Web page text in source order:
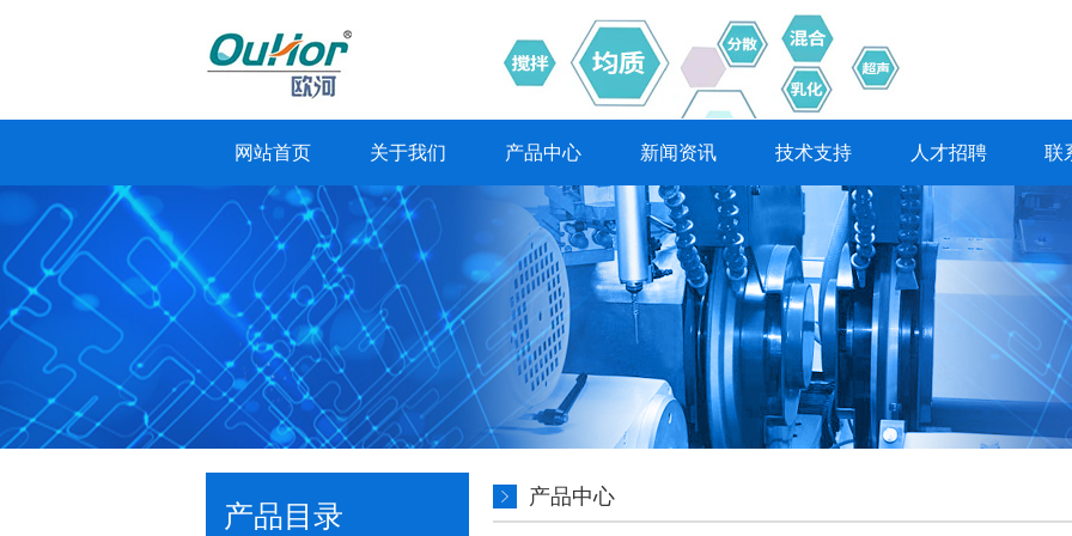
网站首页 关于我们 产品中心 新闻资讯 技术支持 人才招聘 联
产品目录
产品中心